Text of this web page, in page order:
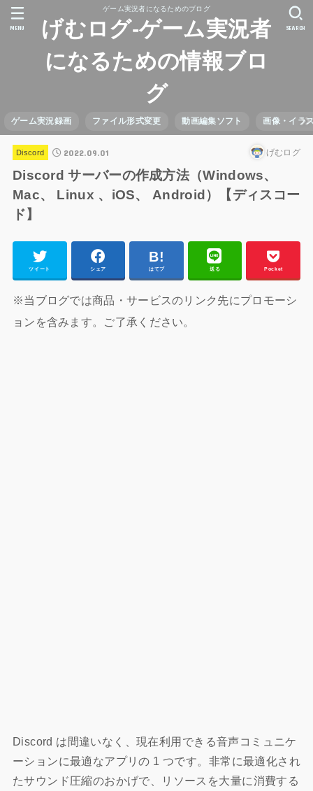
ゲーム実況者になるためのブログ
げむログ-ゲーム実況者
になるための情報ブロ
グ
ゲーム実況録画 ファイル形式変更 動画編集ソフト 画像・イラ
SEARCH
MENU
Discord 2022.09.01 げむログ
Discord サーバーの作成方法（Windows、
Mac、 Linux 、iOS、 Android）【ディスコー
ド】
ツイート シェア はてブ 送る Pocket
※当ブログでは商品・サービスのリンク先にプロモーシ
ョンを含みます。ご了承ください。
Discord は間違いなく、現在利用できる音声コミュニケ
ーションに最適なアプリの 1 つです。非常に最適化され
たサウンド圧縮のおかげで、リソースを大量に消費する